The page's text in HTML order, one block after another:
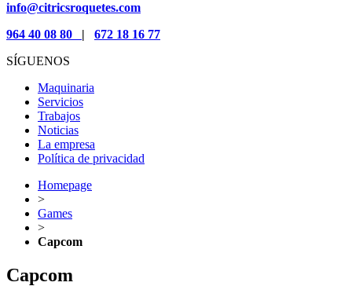
info@citricsroquetes.com
964 40 08 80 | 672 18 16 77
SÍGUENOS
Maquinaria
Servicios
Trabajos
Noticias
La empresa
Política de privacidad
Homepage
>
Games
>
Capcom
Capcom